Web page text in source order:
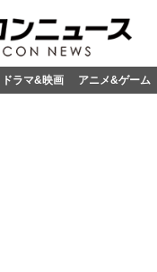
ドラマ&映画 アニメ&ゲーム